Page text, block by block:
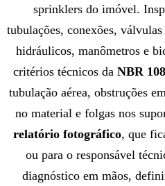
sprinklers do imóvel.
tubulações, conexões,
hidráulicos, manômetros e
critérios técnicos da NBR
tubulação aérea, obstruções
no material e folgas nos
relatório fotográfico, que
ou para o responsável
diagnóstico em mãos,